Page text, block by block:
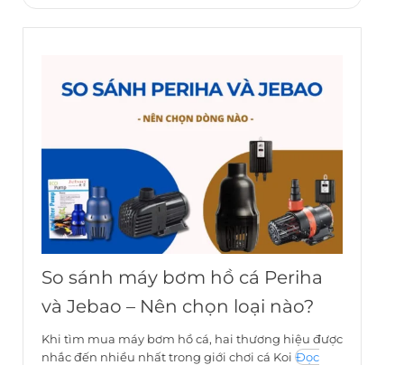
So sánh máy bơm hồ cá Periha
và Jebao – Nên chọn loại nào?
Khi tìm mua máy bơm hồ cá, hai thương hiệu được
nhắc đến nhiều nhất trong giới chơi cá Koi Đọc